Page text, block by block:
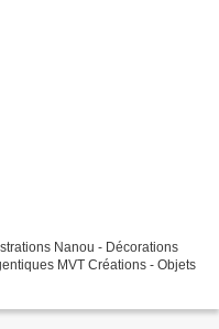
Nanou - Décorations
MVT Créations - Objets